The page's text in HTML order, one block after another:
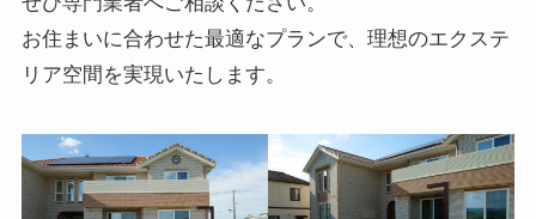
お住まいに合わせた最適なプランで、理想のエクステ
リア空間を実現いたします。